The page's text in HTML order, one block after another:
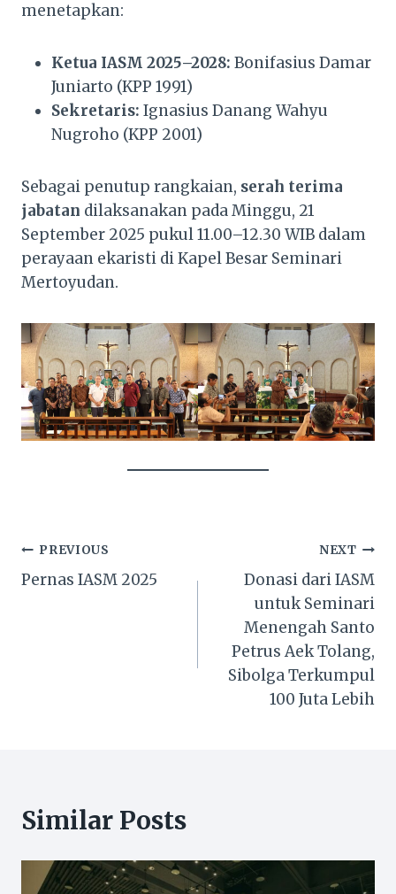
menetapkan:
Ketua IASM 2025–2028: Bonifasius Damar
Juniarto (KPP 1991)
Sekretaris: Ignasius Danang Wahyu
Nugroho (KPP 2001)
Sebagai penutup rangkaian, serah terima
jabatan dilaksanakan pada Minggu, 21
September 2025 pukul 11.00–12.30 WIB dalam
perayaan ekaristi di Kapel Besar Seminari
Mertoyudan.
Navigasi
pos
PREVIOUS
Pernas IASM 2025
NEXT
Donasi dari IASM
untuk Seminari
Menengah Santo
Petrus Aek Tolang,
Sibolga Terkumpul
100 Juta Lebih
Similar Posts